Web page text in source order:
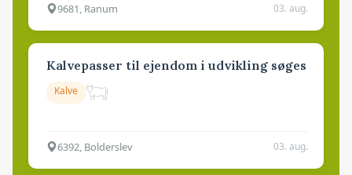
9681, Ranum 03. aug.
Kalvepasser til ejendom i udvikling søges
Kalve
6392, Bolderslev 03. aug.